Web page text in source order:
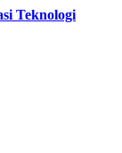
Teknologi